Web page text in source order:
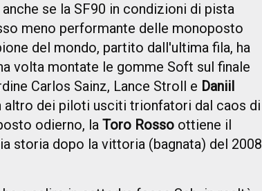
se la SF90 in condizioni di pista
meno performante delle monoposto
del mondo, partito dall'ultima fila, ha
volta montate le gomme Soft sul finale
Carlos Sainz, Lance Stroll e Daniil
altro dei piloti usciti trionfatori dal caos di
odierno, la Toro Rosso ottiene il
storia dopo la vittoria (bagnata) del 2008